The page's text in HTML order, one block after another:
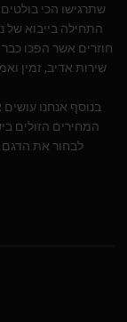
שתרגישו הכי
שירות אדיב, זמין
בנוסף אנחנו
המחירים הזולים
לבחור את הדגם